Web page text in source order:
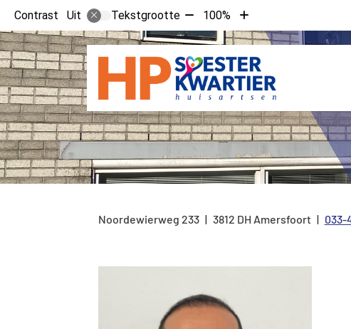
Contrast Uit Tekstgrootte Tekst
verkleinen
met
10%
100%
Tekst
vergroten
met
10%
Noordewierweg 233 3812 DH Amersfoort Tel:
033-